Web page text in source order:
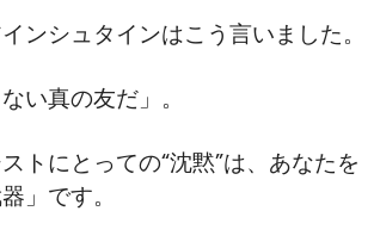
ンシュタインはこう言いました。
い真の友だ」。
トにとっての“沈黙”は、あなたを
」です。